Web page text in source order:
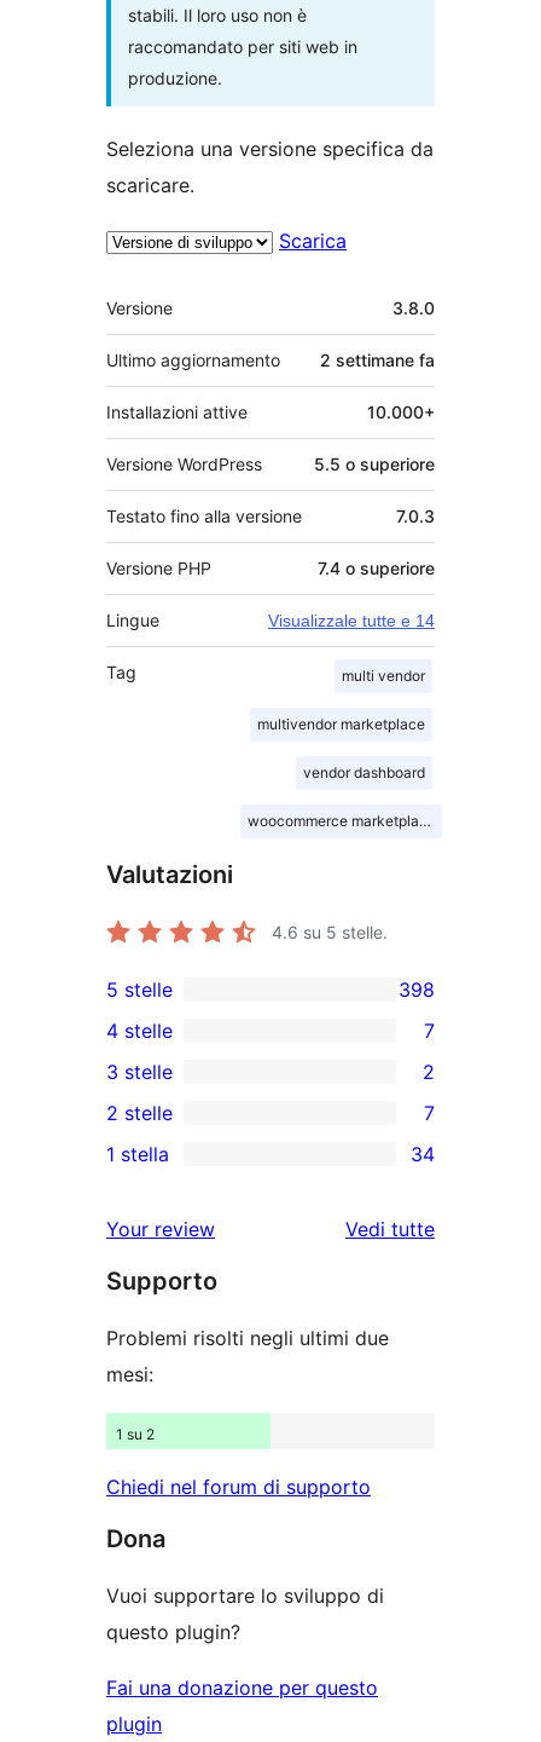
stabili. Il loro uso non è
raccomandato per siti web in
produzione.
Seleziona una versione specifica da
scaricare.
Scarica
Meta
Versione 3.8.0
Ultimo aggiornamento 2 settimane fa
Installazioni attive 10.000+
Versione WordPress 5.5 o superiore
Testato fino alla versione 7.0.3
Versione PHP 7.4 o superiore
Lingue Visualizzale tutte e 14
Tag multi vendor
multivendor marketplace
vendor dashboard
woocommerce marketplace
Valutazioni
4.6 su 5 stelle.
398
recensioni
a
5-
stelle
5 stelle 398
recensioni
a
4-
4 stelle 7
2
recensioni
a
stelle
3 stelle 2
recensioni
2-
stelle
2 stelle 7
34
a
1-
1 stella 34
Your review Vedi tuttele
Supporto
Problemi risolti negli ultimi due
mesi:
1 su 2
Chiedi nel forum di supporto
Dona
Vuoi supportare lo sviluppo di
questo plugin?
Fai una donazione per questo
plugin